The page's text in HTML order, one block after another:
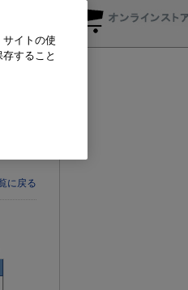
に戻る
に戻る
サイトの使
すること